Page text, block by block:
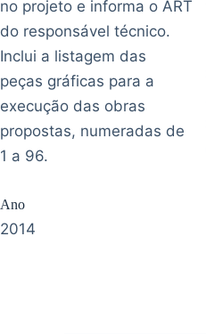
no projeto e informa o ART
do responsável técnico.
Inclui a listagem das
peças gráficas para a
execução das obras
propostas, numeradas de
1 a 96.
Ano
2014